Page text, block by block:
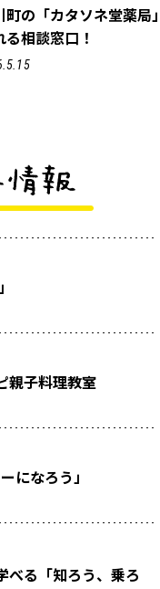
町の「カタソネ堂薬局
る相談窓口！
親子料理教室
になろう」
べる「知ろう、乗ろ